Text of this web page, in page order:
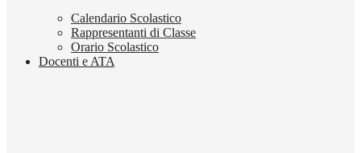
Calendario Scolastico
Rappresentanti di Classe
Orario Scolastico
Docenti e ATA